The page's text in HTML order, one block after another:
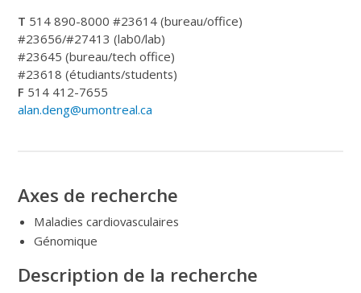
T 514 890-8000 #23614 (bureau/office)
#23656/#27413 (lab0/lab)
#23645 (bureau/tech office)
#23618 (étudiants/students)
F 514 412-7655
alan.deng@umontreal.ca
Axes de recherche
Maladies cardiovasculaires
Génomique
Description de la recherche